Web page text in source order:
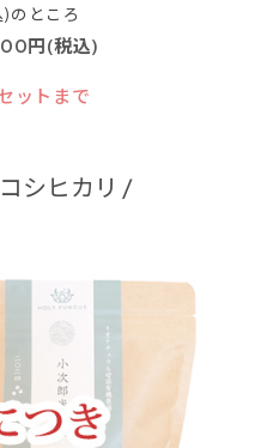
ところ
円(税込)
ットまで
シヒカリ /